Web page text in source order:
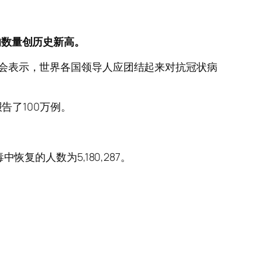
量创历史新高。
表示，世界各国领导人应团结起来对抗冠状病
了100万例。
恢复的人数为5,180,287。